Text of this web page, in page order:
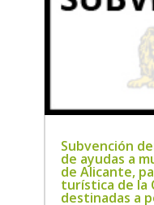
Subvención
de ayudas a
de Alicante,
turística de la
destinadas a